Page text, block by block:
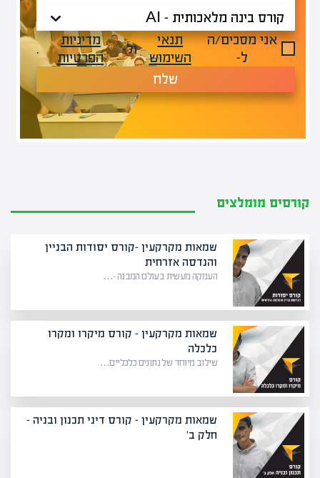
אני מסכים/ה
ל-
תנאי
השימוש
ול-
מדיניות
הפרטיות
.
שלח
קורסים מומלצים
שמאות מקרקעין -קורס יסודות הבניין
והנדסה אזרחית
העמקה מעשית בעולם המבנה –…
שמאות מקרקעין – קורס מיקרו ומקרו
כלכלה
שילוב מיוחד של נתונים כלכליים…
שמאות מקרקעין – קורס דיני תכנון ובניה -
חלק ב'